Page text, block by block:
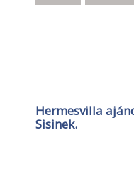
Hermesvilla
Sisinek.